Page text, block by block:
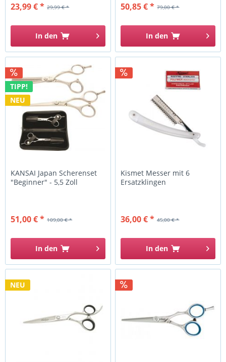
29,99 € *
23,99 € *
In den
79,00 € *
50,85 € *
In den
TIPP!
NEU
KANSAI Japan Scherenset
"Beginner" - 5,5 Zoll
109,00 € *
51,00 € *
In den
Kismet Messer mit 6
Ersatzklingen
45,00 € *
36,00 € *
In den
NEU